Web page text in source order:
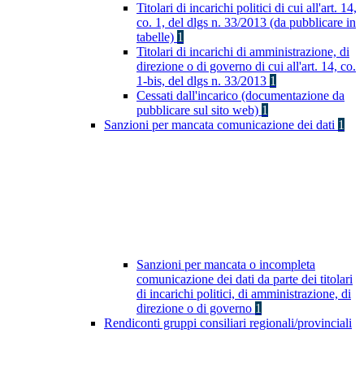
Titolari di incarichi politici di cui all'art. 14,
co. 1, del dlgs n. 33/2013 (da pubblicare in
tabelle) 1
Titolari di incarichi di amministrazione, di
direzione o di governo di cui all'art. 14, co.
1-bis, del dlgs n. 33/2013 1
Cessati dall'incarico (documentazione da
pubblicare sul sito web) 1
Sanzioni per mancata comunicazione dei dati 1
Sanzioni per mancata o incompleta
comunicazione dei dati da parte dei titolari
di incarichi politici, di amministrazione, di
direzione o di governo 1
Rendiconti gruppi consiliari regionali/provinciali